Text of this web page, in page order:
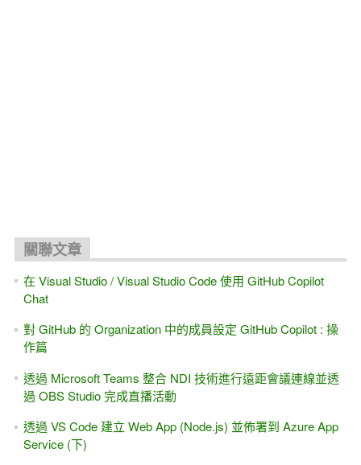
關聯文章
在 Visual Studio / Visual Studio Code 使用 GitHub Copilot
Chat
對 GitHub 的 Organization 中的成員設定 GitHub Copilot : 操
作篇
透過 Microsoft Teams 整合 NDI 技術進行遠距會議連線並透
過 OBS Studio 完成直播活動
透過 VS Code 建立 Web App (Node.js) 並佈署到 Azure App
Service (下)